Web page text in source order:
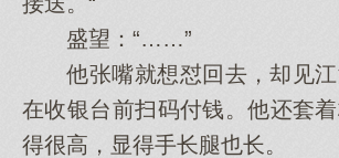
盛望：“……”
他张嘴就想怼回去，却见江
在收银台前扫码付钱。他还套
得很高，显得手长腿也长。